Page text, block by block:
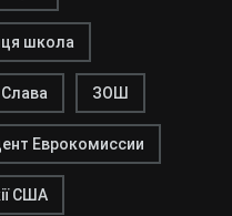
школа
ЗОШ
Еврокомиссии
США